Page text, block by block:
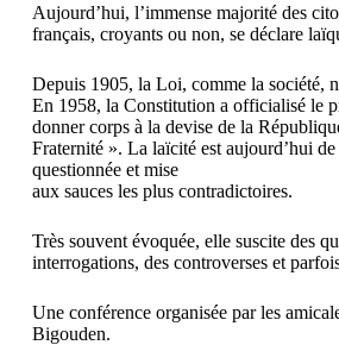
Aujourd’hui, l’immense majorité des
français, croyants ou non, se déclare
Depuis 1905, la Loi, comme la société,
En 1958, la Constitution a officialisé le
donner corps à la devise de la
Fraternité ». La laïcité est aujourd’hui
questionnée et mise
aux sauces les plus contradictoires.
Très souvent évoquée, elle suscite des
interrogations, des controverses et
Une conférence organisée par les
Bigouden.